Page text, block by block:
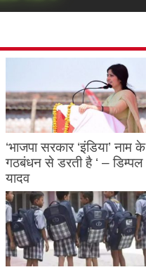
‘भाजपा सरकार ‘इंडिया’ नाम के
गठबंधन से डरती है ‘ – डिम्पल
यादव
August 26, 2023